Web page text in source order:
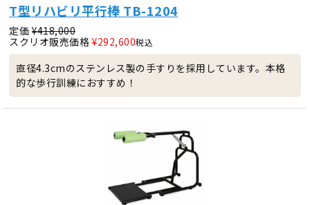
T型リハビリ平行棒 TB-1204
定価 ¥418,000
スクリオ販売価格 ¥292,600税込
直径4.3cmのステンレス製の手すりを採用しています。本格
的な歩行訓練におすすめ！